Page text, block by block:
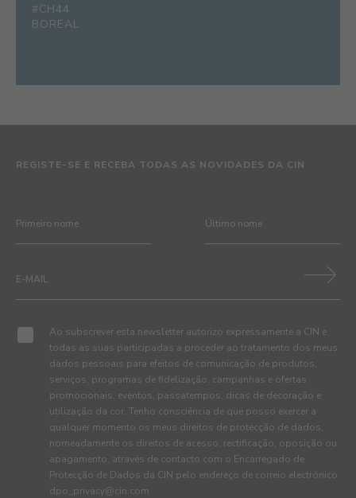
#CH44
BOREAL
REGISTE-SE E RECEBA TODAS AS NOVIDADES DA CIN
Ao subscrever esta newsletter autorizo expressamente a CIN e
todas as suas participadas a proceder ao tratamento dos meus
dados pessoais para efeitos de comunicação de produtos,
serviços, programas de fidelização, campanhas e ofertas
promocionais, eventos, passatempos, dicas de decoração e
utilização da cor. Tenho consciência de que posso exercer a
qualquer momento os meus direitos de protecção de dados,
nomeadamente os direitos de acesso, rectificação, oposição ou
apagamento, através de contacto com o Encarregado de
Protecção de Dados da CIN pelo endereço de correio electrónico
dpo_privacy@cin.com